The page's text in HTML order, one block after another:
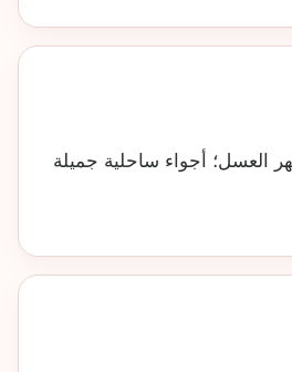
العسل؛ أجواء ساحلية جميلة